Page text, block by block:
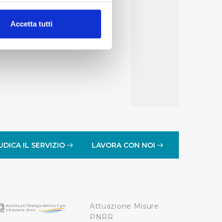
(impronte
che l’Utente ha fornito
i singoli cookie
Accetta tutti
IL SERVIZIO LAVORA CON NOI
Attuazione Misure
PNRR